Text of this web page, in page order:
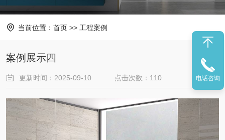
当前位置： 首页 >> 工程案例
案例展示四
更新时间：2025-09-10 点击次数：110 电话咨询